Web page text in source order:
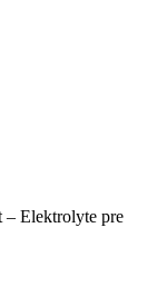
Elektrolyte pre